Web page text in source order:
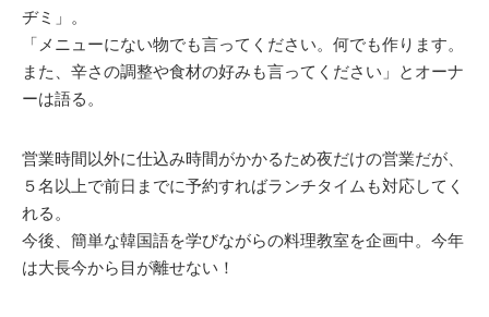
ヂミ」。
「メニューにない物でも言ってください。何でも作ります。
また、辛さの調整や食材の好みも言ってください」とオーナ
ーは語る。
営業時間以外に仕込み時間がかかるため夜だけの営業だが、
５名以上で前日までに予約すればランチタイムも対応してく
れる。
今後、簡単な韓国語を学びながらの料理教室を企画中。今年
は大長今から目が離せない！